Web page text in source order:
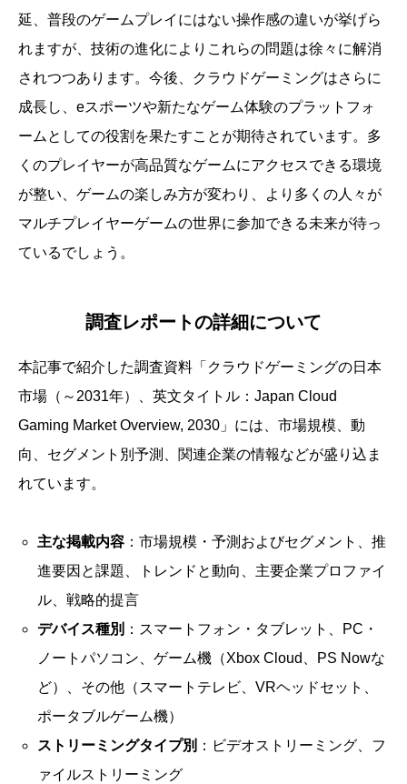
延、普段のゲームプレイにはない操作感の違いが挙げら
れますが、技術の進化によりこれらの問題は徐々に解消
されつつあります。今後、クラウドゲーミングはさらに
成長し、eスポーツや新たなゲーム体験のプラットフォ
ームとしての役割を果たすことが期待されています。多
くのプレイヤーが高品質なゲームにアクセスできる環境
が整い、ゲームの楽しみ方が変わり、より多くの人々が
マルチプレイヤーゲームの世界に参加できる未来が待っ
ているでしょう。
調査レポートの詳細について
本記事で紹介した調査資料「クラウドゲーミングの日本
市場（～2031年）、英文タイトル：Japan Cloud
Gaming Market Overview, 2030」には、市場規模、動
向、セグメント別予測、関連企業の情報などが盛り込ま
れています。
主な掲載内容：市場規模・予測およびセグメント、推
進要因と課題、トレンドと動向、主要企業プロファイ
ル、戦略的提言
デバイス種別 ：スマートフォン・タブレット、PC・
ノートパソコン、ゲーム機（Xbox Cloud、PS Nowな
ど）、その他（スマートテレビ、VRヘッドセット、
ポータブルゲーム機）
ストリーミングタイプ別 ：ビデオストリーミング、フ
ァイルストリーミング